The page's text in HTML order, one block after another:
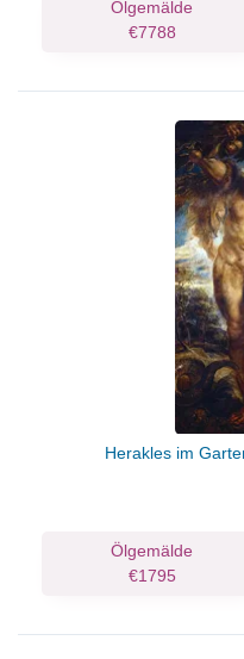
Ölgemälde
€7788
Herakles im
Ölgemälde
€1795